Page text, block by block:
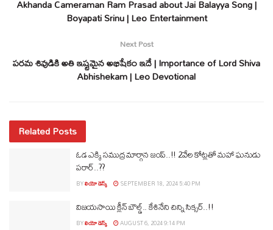
Akhanda Cameraman Ram Prasad about Jai Balayya Song |
Boyapati Srinu | Leo Entertainment
Next Post
పరమ శివుడికి అతి ఇష్టమైన అభిషేకం ఇదే | Importance of Lord Shiva
Abhishekam | Leo Devotional
Related Posts
ఓడ ఎక్కి సముద్ర మార్గాన జంప్‌..!! 2వేల కోట్లతో మహా ఘనుడు
పరార్‌..??
BYలియో డెస్క్ SEPTEMBER 18, 2024 5:40 PM
విజయసాయి క్లీన్‌ బౌల్డ్‌.. కేశినేని చిన్ని సిక్సర్‌..!!
BYలియో డెస్క్ AUGUST 6, 2024 9:14 PM